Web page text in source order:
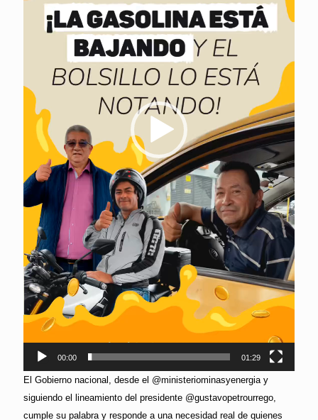
00:00 01:29
El Gobierno nacional, desde el @ministeriominasyenergia y
siguiendo el lineamiento del presidente @gustavopetrourrego,
cumple su palabra y responde a una necesidad real de quienes